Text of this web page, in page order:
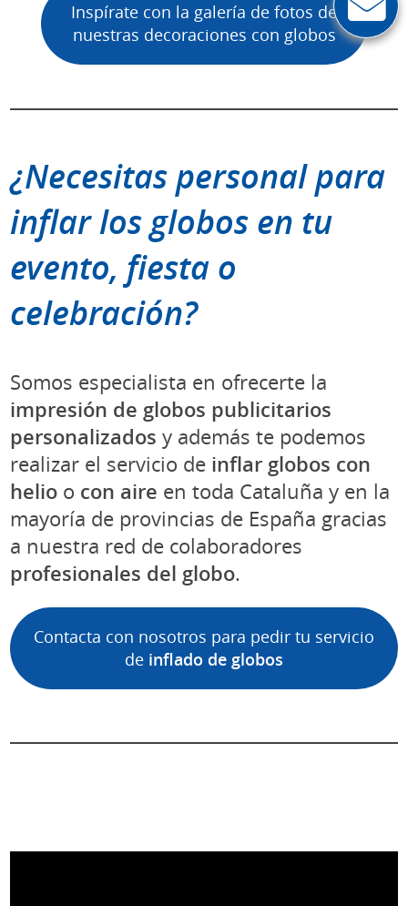
Inspírate con la galería de fotos de
nuestras decoraciones con globos
¿Necesitaspersonal para
inflar los globos en tu
evento, fiesta o
celebración?
Somos especialista en ofrecerte la
impresión de globos publicitarios
personalizados y además te podemos
realizar el servicio de inflar globos con
helio o con aire en toda Cataluña y en la
mayoría de provincias de España gracias
a nuestra red de colaboradores
profesionales del globo.
Contacta con nosotros para pedir tu servicio
de inflado de globos